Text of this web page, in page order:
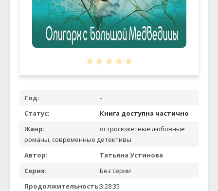
Год:
-
Статус:
Книга доступна частично
Жанр:
остросюжетные любовные
романы, современные детективы
Автор:
Татьяна Устинова
Серия:
Без серии
Продолжительность:3:28:35